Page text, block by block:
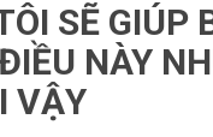
SẼ GIÚP
NÀY
VẬY